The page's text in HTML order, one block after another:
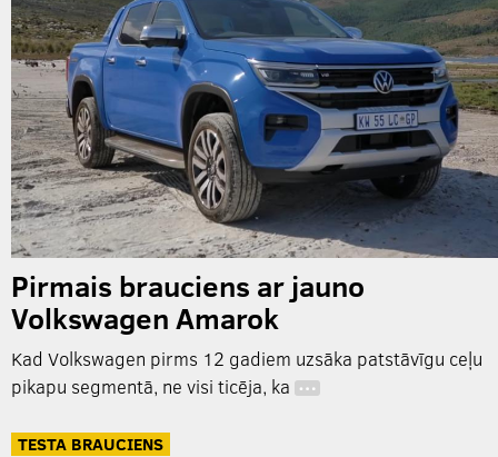
Pirmais brauciens ar jauno
Volkswagen Amarok
Kad Volkswagen pirms 12 gadiem uzsāka patstāvīgu ceļu
pikapu segmentā, ne visi ticēja, ka …
TESTA BRAUCIENS